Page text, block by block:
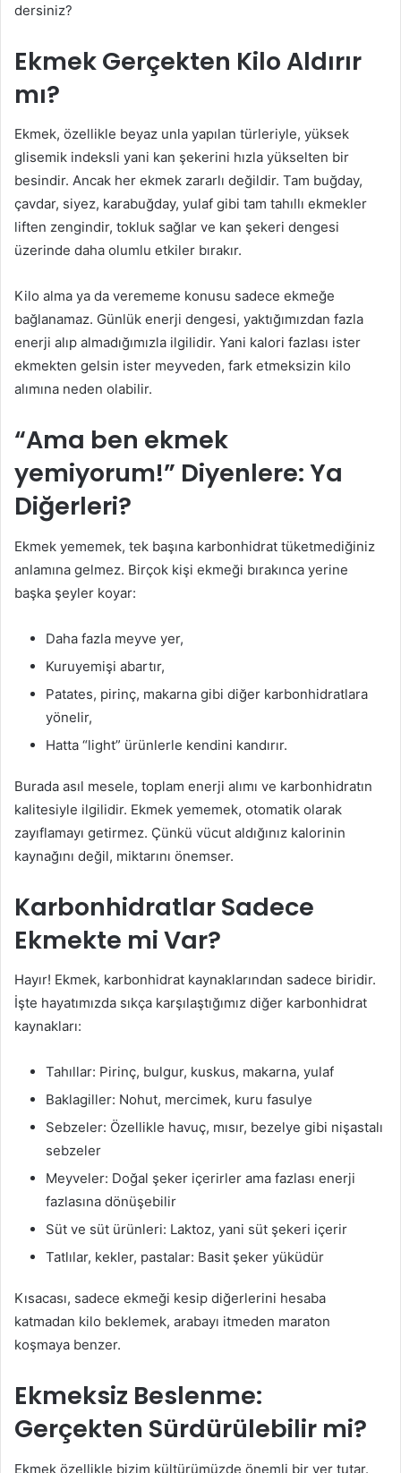
dersiniz?
Ekmek Gerçekten Kilo Aldırır
mı?
Ekmek, özellikle beyaz unla yapılan türleriyle, yüksek
glisemik indeksli yani kan şekerini hızla yükselten bir
besindir. Ancak her ekmek zararlı değildir. Tam buğday,
çavdar, siyez, karabuğday, yulaf gibi tam tahıllı ekmekler
liften zengindir, tokluk sağlar ve kan şekeri dengesi
üzerinde daha olumlu etkiler bırakır.
Kilo alma ya da verememe konusu sadece ekmeğe
bağlanamaz. Günlük enerji dengesi, yaktığımızdan fazla
enerji alıp almadığımızla ilgilidir. Yani kalori fazlası ister
ekmekten gelsin ister meyveden, fark etmeksizin kilo
alımına neden olabilir.
“Ama ben ekmek
yemiyorum!” Diyenlere: Ya
Diğerleri?
Ekmek yememek, tek başına karbonhidrat tüketmediğiniz
anlamına gelmez. Birçok kişi ekmeği bırakınca yerine
başka şeyler koyar:
Daha fazla meyve yer,
Kuruyemişi abartır,
Patates, pirinç, makarna gibi diğer karbonhidratlara
yönelir,
Hatta “light” ürünlerle kendini kandırır.
Burada asıl mesele, toplam enerji alımı ve karbonhidratın
kalitesiyle ilgilidir. Ekmek yememek, otomatik olarak
zayıflamayı getirmez. Çünkü vücut aldığınız kalorinin
kaynağını değil, miktarını önemser.
Karbonhidratlar Sadece
Ekmekte mi Var?
Hayır! Ekmek, karbonhidrat kaynaklarından sadece biridir.
İşte hayatımızda sıkça karşılaştığımız diğer karbonhidrat
kaynakları:
Tahıllar: Pirinç, bulgur, kuskus, makarna, yulaf
Baklagiller: Nohut, mercimek, kuru fasulye
Sebzeler: Özellikle havuç, mısır, bezelye gibi nişastalı
sebzeler
Meyveler: Doğal şeker içerirler ama fazlası enerji
fazlasına dönüşebilir
Süt ve süt ürünleri: Laktoz, yani süt şekeri içerir
Tatlılar, kekler, pastalar: Basit şeker yüküdür
Kısacası, sadece ekmeği kesip diğerlerini hesaba
katmadan kilo beklemek, arabayı itmeden maraton
koşmaya benzer.
Ekmeksiz Beslenme:
Gerçekten Sürdürülebilir mi?
Ekmek özellikle bizim kültürümüzde önemli bir yer tutar.